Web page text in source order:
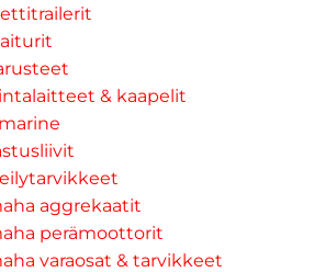
& kaapelit
aggrekaatit
perämoottorit
varaosat & tarvikkeet